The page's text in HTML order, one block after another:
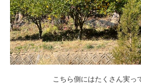
こちら側にはたくさん実っ